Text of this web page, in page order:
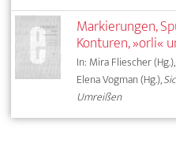
Markierungen,
Konturen, »orli«
In: Mira Fliescher
Elena Vogman (Hg.),
Umreißen